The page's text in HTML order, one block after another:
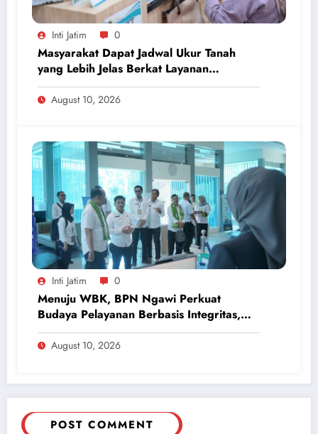
Inti Jatim 0
Masyarakat Dapat Jadwal Ukur Tanah
yang Lebih Jelas Berkat Layanan
Pengukuran Terjadwal
August 10, 2026
Inti Jatim 0
Menuju WBK, BPN Ngawi Perkuat
Budaya Pelayanan Berbasis Integritas,
Raih IKM dan IPK 3,89 pada Semester I
2026August 10, 2026
POST COMMENT